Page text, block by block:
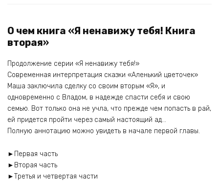
О чем книга «Я ненавижу тебя! Книга
вторая»
Продолжение серии «Я ненавижу тебя!»
Современная интерпретация сказки «Аленький цветочек»
Маша заключила сделку со своим вторым «Я», и
одновременно с Владом, в надежде спасти себя и свою
семью. Вот только она не учла, что прежде чем попасть в рай,
ей придется пройти через самый настоящий ад…
Полную аннотацию можно увидеть в начале первой главы.
►Первая часть
►Вторая часть
►Третья и четвертая части